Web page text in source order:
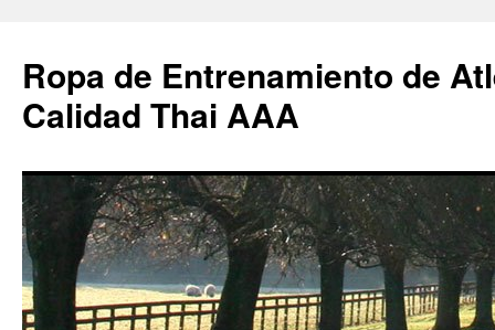
Ropa de Entrenamiento de
Calidad Thai AAA